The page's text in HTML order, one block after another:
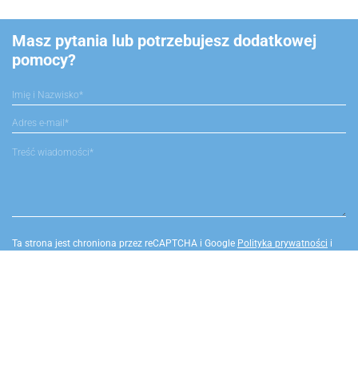
Masz pytania lub potrzebujesz dodatkowej
pomocy?
Ta strona jest chroniona przez reCAPTCHA i Google Polityka prywatności i